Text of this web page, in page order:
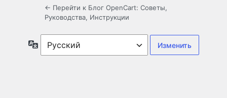
← Перейти к Блог OpenCart: Советы,
Руководства, Инструкции
Язык